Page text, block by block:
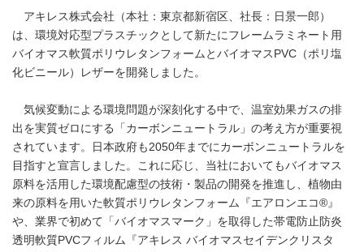
アキレス株式会社（本社：東京都新宿区、社長：日景一郎）
は、環境対応型プラスチックとして新たにフレームラミネート用
バイオマス軟質ポリウレタンフォームとバイオマスPVC（ポリ塩
化ビニール）レザーを開発しました。
気候変動による環境問題が深刻化する中で、温室効果ガスの排
出を実質ゼロにする「カーボンニュートラル」の考え方が重要視
されています。日本政府も2050年までにカーボンニュートラルを
目指すと宣言しました。これに応じ、当社においてもバイオマス
原料を活用した環境配慮型の技術・製品の開発を推進し、植物由
来の原料を用いた軟質ポリウレタンフォーム『エアロンエコ®』
や、業界で初めて「バイオマスマーク」を取得した帯電防止防炎
透明軟質PVCフィルム『アキレス バイオマスセイデンクリスタ